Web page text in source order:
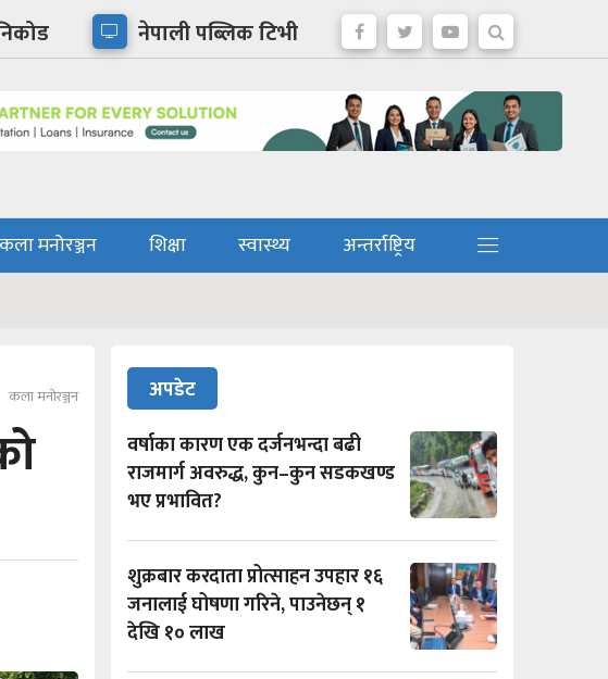
नेपाली पब्लिक टिभी
कला मनोरञ्जन शिक्षा स्वास्थ्य
अन्तर्राष्ट्रिय
कला मनोरञ्जन
अपडेट
वर्षाका कारण एक दर्जनभन्दा बढी
राजमार्ग अवरुद्ध, कुन–कुन सडकखण्ड
भए प्रभावित?
शुक्रबार करदाता प्रोत्साहन उपहार १६
जनालाई घोषणा गरिने, पाउनेछन् १
देखि १० लाख